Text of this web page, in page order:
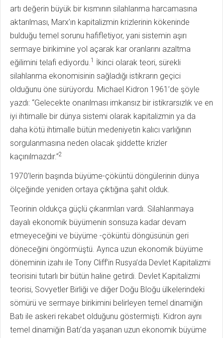
artı değerin büyük bir kısmının silahlanma harcamasına
aktarılması, Marx’ın kapitalizmin krizlerinin kökeninde
bulduğu temel sorunu hafifletiyor, yani sistemin aşırı
sermaye birikimine yol açarak kar oranlarını azaltma
eğilimini telafi ediyordu.1
İkinci olarak teori, sürekli
silahlanma ekonomisinin sağladığı istikrarın geçici
olduğunu öne sürüyordu. Michael Kidron 1961’de şöyle
yazdı: “Gelecekte onarılması imkansız bir istikrarsızlık ve en
iyi ihtimalle bir dünya sistemi olarak kapitalizmin ya da
daha kötü ihtimalle bütün medeniyetin kalıcı varlığının
sorgulanmasına neden olacak şiddette krizler
kaçınılmazdır.”2
1970’lerin başında büyüme-çöküntü döngülerinin dünya
ölçeğinde yeniden ortaya çıktığına şahit olduk.
Teorinin oldukça güçlü çıkarımları vardı. Silahlanmaya
dayalı ekonomik büyümenin sonsuza kadar devam
etmeyeceğini ve büyüme -çöküntü döngüsünün geri
döneceğini öngörmüştü. Ayrıca uzun ekonomik büyüme
döneminin izahı ile Tony Cliff’in Rusya’da Devlet Kapitalizmi
teorisini tutarlı bir bütün haline getirdi. Devlet Kapitalizmi
teorisi, Sovyetler Birliği ve diğer Doğu Bloğu ülkelerindeki
sömürü ve sermaye birikimini belirleyen temel dinamiğin
Batı ile askeri rekabet olduğunu göstermişti. Kidron aynı
temel dinamiğin Batı’da yaşanan uzun ekonomik büyüme